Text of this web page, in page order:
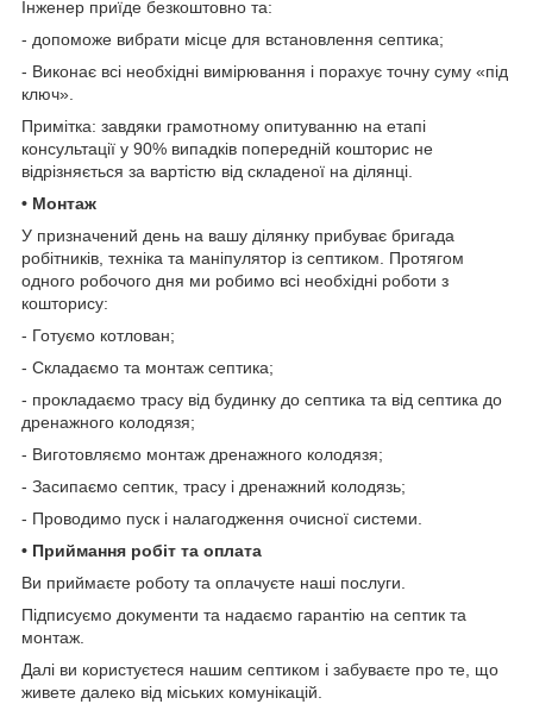
Інженер приїде безкоштовно та:
- допоможе вибрати місце для встановлення септика;
- Виконає всі необхідні вимірювання і порахує точну суму «під
ключ».
Примітка: завдяки грамотному опитуванню на етапі
консультації у 90% випадків попередній кошторис не
відрізняється за вартістю від складеної на ділянці.
• Монтаж
У призначений день на вашу ділянку прибуває бригада
робітників, техніка та маніпулятор із септиком. Протягом
одного робочого дня ми робимо всі необхідні роботи з
кошторису:
- Готуємо котлован;
- Складаємо та монтаж септика;
- прокладаємо трасу від будинку до септика та від септика до
дренажного колодязя;
- Виготовляємо монтаж дренажного колодязя;
- Засипаємо септик, трасу і дренажний колодязь;
- Проводимо пуск і налагодження очисної системи.
• Приймання робіт та оплата
Ви приймаєте роботу та оплачуєте наші послуги.
Підписуємо документи та надаємо гарантію на септик та
монтаж.
Далі ви користуєтеся нашим септиком і забуваєте про те, що
живете далеко від міських комунікацій.